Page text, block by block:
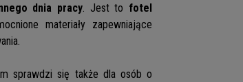
dnia pracy. Jest to fotel
materiały zapewniające
sprawdzi się także dla osób o